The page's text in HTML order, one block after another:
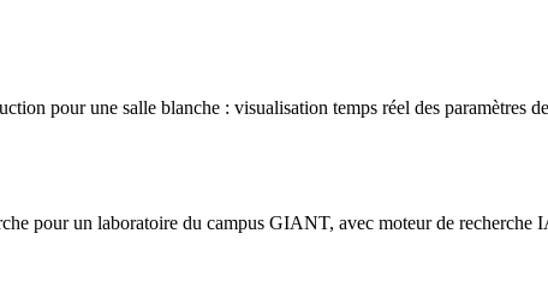
pour une salle blanche : visualisation temps réel des paramètres
pour un laboratoire du campus GIANT, avec moteur de recherche